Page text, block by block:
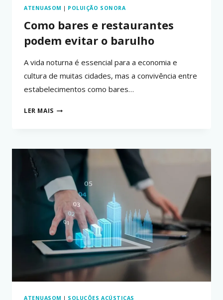
ATENUASOM | POLUIÇÃO SONORA
Como bares e restaurantes
podem evitar o barulho
A vida noturna é essencial para a economia e
cultura de muitas cidades, mas a convivência entre
estabelecimentos como bares…
LER MAISCOMO
PODEM
EVITAR
BARULHO
ATENUASOM | SOLUÇÕES ACÚSTICAS